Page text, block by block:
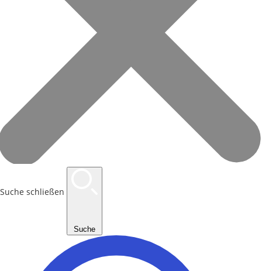
Suche schließen
Suche